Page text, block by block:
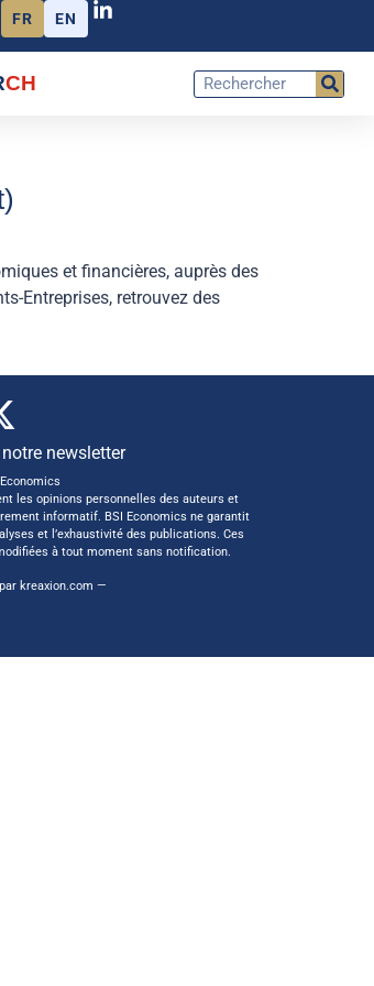
FR EN
CH
et financières, auprès des
Entreprises, retrouvez des
newsletter
les opinions personnelles des auteurs et
informatif. BSI Economics ne garantit
et l’exhaustivité des publications. Ces
à tout moment sans notification.
kreaxion.com —